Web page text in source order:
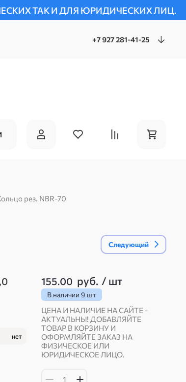
+7 927 281-41-25
ЮРИДИЧЕСКИХ ЛИЦ. ***ЦЕНЫ И
рез. NBR-70
Следующий
нет
В наличии 9 шт
155.00 руб. /шт
ЦЕНА И НАЛИЧИЕ НА САЙТЕ -
АКТУАЛЬНЫ! ДОБАВЛЯЙТЕ
ТОВАР В КОРЗИНУ И
ОФОРМЛЯЙТЕ ЗАКАЗ НА
ФИЗИЧЕСКОЕ ИЛИ
ЮРИДИЧЕСКОЕ ЛИЦО.